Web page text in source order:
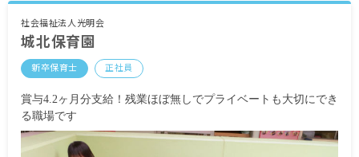
昇給年1回
社会福祉法人光明会
城北保育園
新卒保育士 正社員
賞与4.2ヶ月分支給！残業ほぼ無しでプライベートも大切にでき
る職場です